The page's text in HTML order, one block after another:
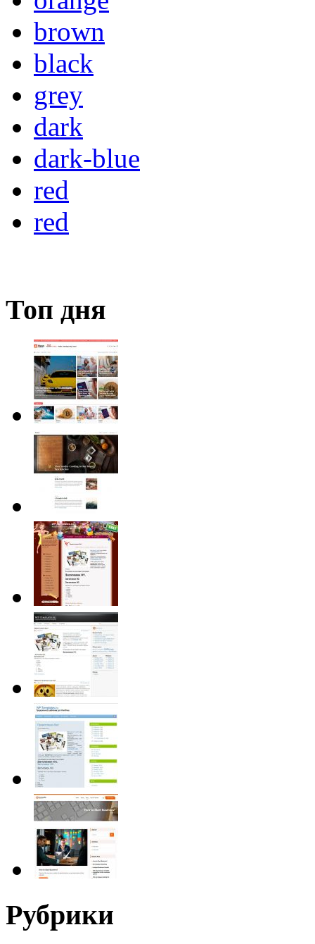
brown
black
grey
dark
dark-blue
red
red
Топ дня
Рубрики